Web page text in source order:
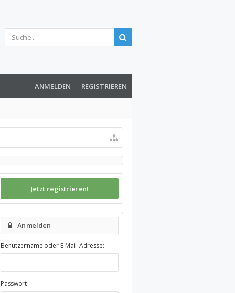
ANMELDEN REGISTRIEREN
Jetzt registrieren!
Anmelden
Benutzername oder E-Mail-Adresse:
Passwort: